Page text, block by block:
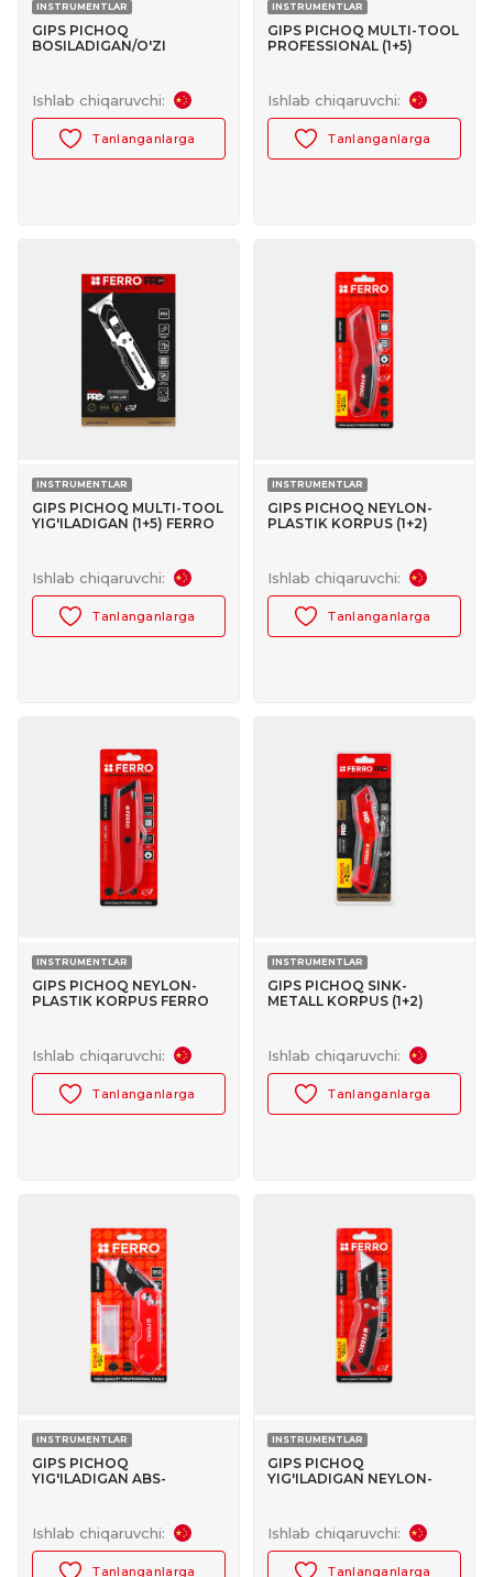
INSTRUMENTLAR
GIPS PICHOQ
BOSILADIGAN/O'ZI
Ishlab chiqaruvchi:
Tanlanganlarga
INSTRUMENTLAR
GIPS PICHOQ MULTI-TOOL
PROFESSIONAL (1+5)
Ishlab chiqaruvchi:
Tanlanganlarga
INSTRUMENTLAR
GIPS PICHOQ MULTI-TOOL
YIG'ILADIGAN (1+5) FERRO
Ishlab chiqaruvchi:
Tanlanganlarga
INSTRUMENTLAR
GIPS PICHOQ NEYLON-
PLASTIK KORPUS (1+2)
Ishlab chiqaruvchi:
Tanlanganlarga
INSTRUMENTLAR
GIPS PICHOQ NEYLON-
PLASTIK KORPUS FERRO
Ishlab chiqaruvchi:
Tanlanganlarga
INSTRUMENTLAR
GIPS PICHOQ SINK-
METALL KORPUS (1+2)
Ishlab chiqaruvchi:
Tanlanganlarga
INSTRUMENTLAR
GIPS PICHOQ
YIG'ILADIGAN ABS-
Ishlab chiqaruvchi:
Tanlanganlarga
INSTRUMENTLAR
GIPS PICHOQ
YIG'ILADIGAN NEYLON-
Ishlab chiqaruvchi:
Tanlanganlarga